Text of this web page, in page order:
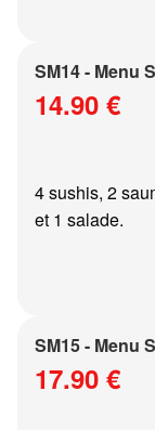
SM14 - Menu
14.90 €
4 sushis, 2
et 1 salade.
SM15 - Menu
17.90 €